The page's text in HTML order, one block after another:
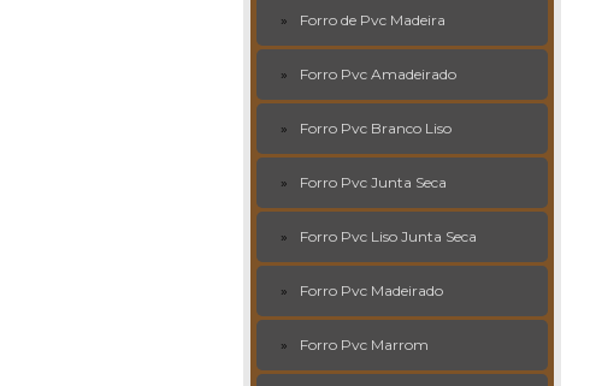
Forro de Pvc Madeira
Forro Pvc Amadeirado
Forro Pvc Branco Liso
Forro Pvc Junta Seca
Forro Pvc Liso Junta Seca
Forro Pvc Madeirado
Forro Pvc Marrom